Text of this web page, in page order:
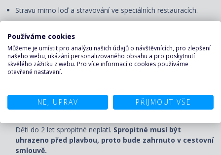
Stravu mimo loď a stravování ve speciálních restauracích.
Plavby ve Středomoří, severní Evropě, Emirátech, Rudém
moři, Antilách a Grand Voyages– od 18 let: 12 €, děti 2–17
let: 10 €. Hosté Yacht Club: od 18 let: 16 €, děti 2–17 let: 13 €.
Plavby v Jižní Africe a Jižní Americe– od 12 let: 17–19 USD,
Plavby v Karibiku, Aljašce, USA a Kanadě a ve východní
Asii– od 2 let: 17–18 USD. Hosté Yacht Club: od 2 let: 21–23
Děti do 2 let spropitné neplatí. Spropitné musí být
uhrazeno před plavbou, proto bude zahrnuto v cestovní
smlouvě.
Používáme cookies
Můžeme je umístit pro analýzu našich údajů o návštěvnících, pro zlepšení
našeho webu, ukázání personalizovaného obsahu a pro poskytnutí
skvělého zážitku z webu. Pro více informací o cookies používáme
otevřené nastavení.
NE, UPRAV PŘIJMOUT VŠE